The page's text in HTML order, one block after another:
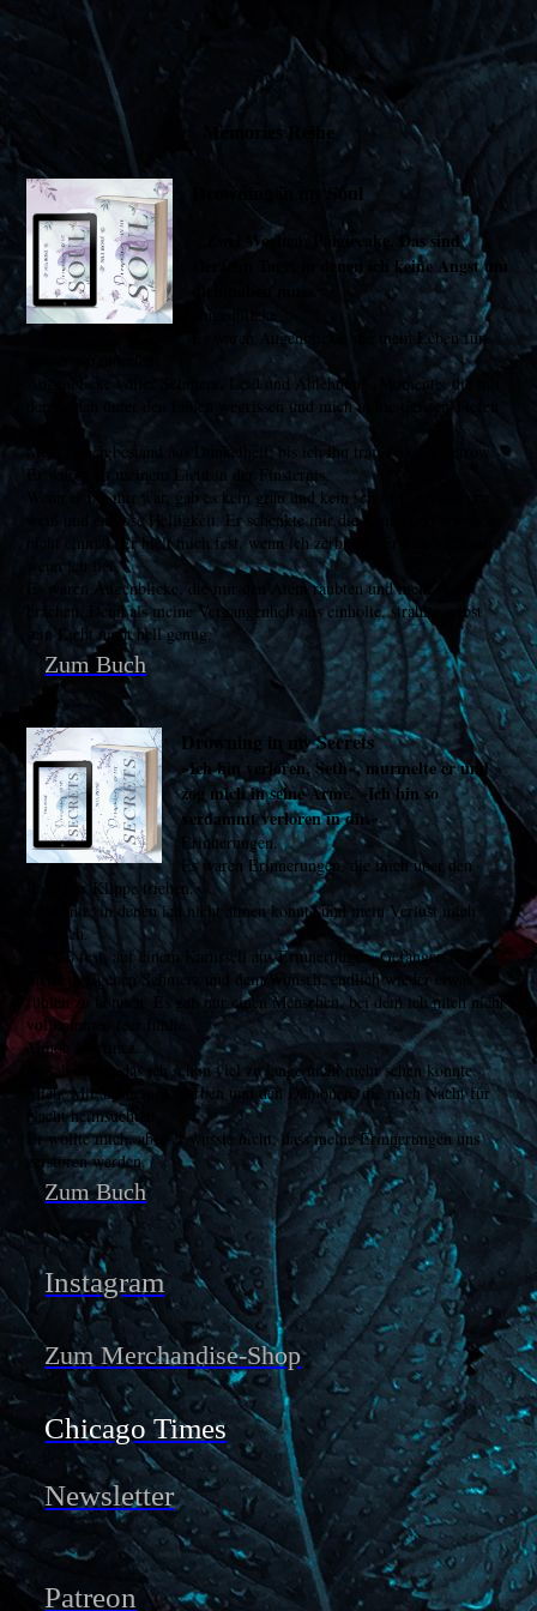
Memories Reihe
„Zwei Wochen, Paigiecake. Das sind
vierzehn Tage, in denen ich keine Angst um
Augenblicke.
Es waren Augenblicke, die mein Leben für
Augenblicke voller Schmerz, Leid und Ablehnung. Momente, die mir
den Boden unter den Füßen wegrissen und mich in die tiefsten Tiefen
stürzten.
Mein Leben bestand aus Dunkelheit, bis ich ihn traf. Nikolaj Petrow.
Er wurde zu meinem Licht in der Finsternis.
Wenn er bei mir war, gab es kein grau und kein schwarz. Es gab nur
weiß und endlose Helligkeit. Er schenkte mir die Sonne und wusste es
nicht einmal. Er hielt mich fest, wenn ich zerbrach. Er fing mich auf,
wenn ich fiel.
Es waren Augenblicke, die mir den Atem raubten und mein Herz
brachen. Denn als meine Vergangenheit uns einholte, strahlte selbst
sein Licht nicht hell genug.
Zum Buch
Drowning in my Secrets
»Ich bin verloren, Seth«, murmelte er und
zog mich in seine Arme. »Ich bin so
verdammt verloren in dir.«
Erinnerungen.
Es waren Erinnerungen, die mich über den
Rand der Klippe trieben.
Momente, in denen ich nicht atmen konnte und mein Verlust mich
zerbrach.
Ich saß fest, auf einem Karussell aus Erinnerungen. Gefangen in
meinem eigenen Schmerz und dem Wunsch, endlich wieder etwas
fühlen zu können. Es gab nur einen Menschen, bei dem ich mich nicht
vollkommen leer fühlte.
Minoh Martínez.
Er sah etwas, das ich schon viel zu lange nicht mehr sehen konnte.
Mich. Mit all meinen Narben und den Dämonen, die mich Nacht für
Nacht heimsuchten.
Er wollte mich, aber er wusste nicht, dass meine Erinnerungen uns
zerstören werden.
Zum Buch
Instagram
Zum Merchandise-Shop
Chicago Times
Newsletter
Patreon